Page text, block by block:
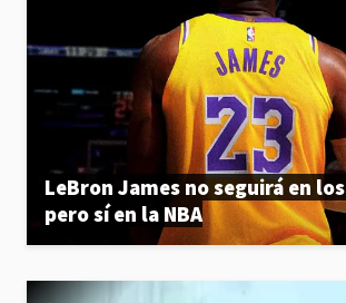
LeBron James no seguirá en
pero sí en la NBA